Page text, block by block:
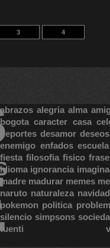
3 4
abrazos alegria alma
bogota caracter casa
deportes desamor deseos
enemigo enfados escuela
fiesta filosofia fisico
idioma ignorancia
madre madurar memes
naruto naturaleza navidad
pokemon politica
silencio simpsons
tuenti